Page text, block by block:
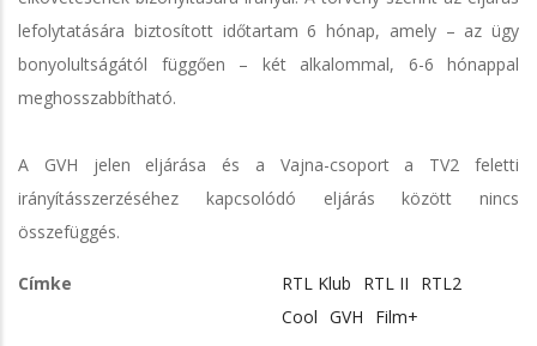
lefolytatására biztosított időtartam 6 hónap, amely – az ügy
bonyolultságától függően – két alkalommal, 6-6 hónappal
meghosszabbítható.
A GVH jelen eljárása és a Vajna-csoport a TV2 feletti
irányításszerzéséhez kapcsolódó eljárás között nincs
összefüggés.
Címke RTL Klub RTL II
RTL2
Cool GVH Film+